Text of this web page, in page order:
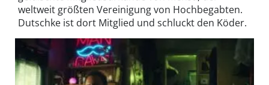
weltweit größten Vereinigung von Hochbegabten.
Dutschke ist dort Mitglied und schluckt den Köder.